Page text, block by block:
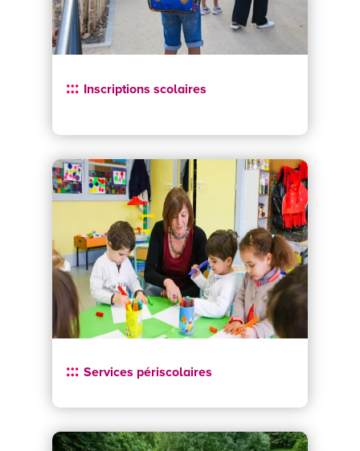
Inscriptions scolaires
Services périscolaires